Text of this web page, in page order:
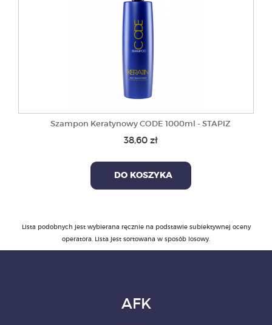
Szampon Keratynowy CODE 1000ml - STAPIZ
38,60 zł
DO KOSZYKA
Lista podobnych jest wybierana ręcznie na podstawie subiektywnej oceny
operatora. Lista jest sortowana w sposób losowy.
AFK